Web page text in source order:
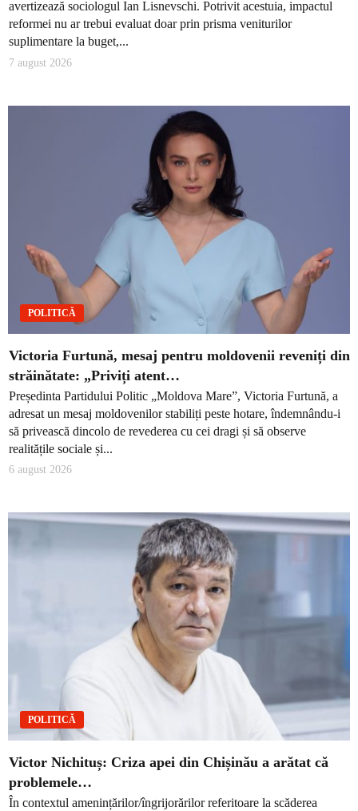
avertizează sociologul Ian Lisnevschi. Potrivit acestuia, impactul
reformei nu ar trebui evaluat doar prin prisma veniturilor
suplimentare la buget,...
7 august 2026
POLITICĂ
Victoria Furtună, mesaj pentru moldovenii reveniți din
străinătate: „Priviți atent…
Președinta Partidului Politic „Moldova Mare”, Victoria Furtună, a
adresat un mesaj moldovenilor stabiliți peste hotare, îndemnându-i
să privească dincolo de revederea cu cei dragi și să observe
realitățile sociale și...
6 august 2026
POLITICĂ
Victor Nichituș: Criza apei din Chișinău a arătat că
problemele…
În contextul amenințărilor/îngrijorărilor referitoare la scăderea